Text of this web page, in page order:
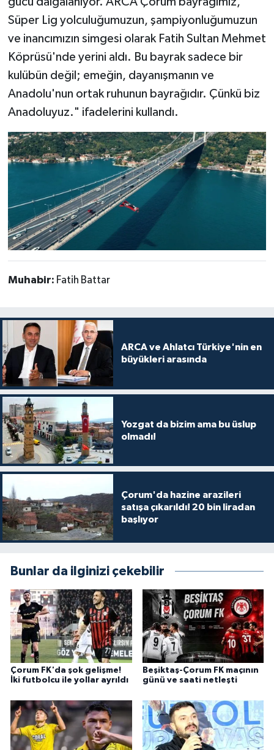
Süper Lig yolculuğumuzun, şampiyonluğumuzun
ve inancımızın simgesi olarak Fatih Sultan Mehmet
Köprüsü'nde yerini aldı. Bu bayrak sadece bir
kulübün değil; emeğin, dayanışmanın ve
Anadolu'nun ortak ruhunun bayrağıdır. Çünkü biz
Anadoluyuz." ifadelerini kullandı.
Muhabir: Fatih Battar
ARCA ve Ahlatcı Türkiye'nin en
büyükleri arasında
Yozgat da bizim ama bu üslup
olmadı!
Çorum'da hazine arazileri
satışa çıkarıldı! 20 bin liradan
başlıyor
Bunlar da ilginizi çekebilir
Çorum FK'da şok gelişme!
İki futbolcu ile yollar ayrıldı
Beşiktaş-Çorum FK maçının
günü ve saati netleşti